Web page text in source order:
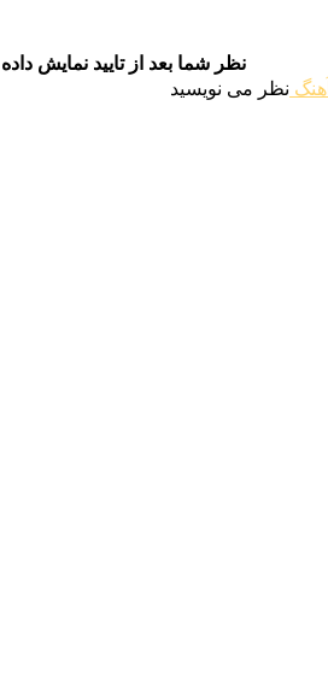
نظر شما بعد از تایید نمایش
آهنگ نظر می نویسید